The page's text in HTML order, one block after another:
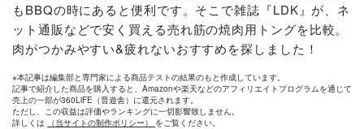
もBBQの時にあると便利です。そこで雑誌『LDK』が、ネ
ット通販などで安く買える売れ筋の焼肉用トングを比較。
肉がつかみやすい&疲れないおすすめを探しました！
※本記事は編集部と専門家による商品テストの結果のもと作成しています。
記事で紹介した商品を購入すると、Amazonや楽天などのアフィリエイトプログラムを通じて
売上の一部が360LiFE（晋遊舎）に還元されます。
ただし、この収益は評価やランキングに一切影響致しません。
詳しくは
（当サイトの制作ポリシー） をご覧ください。